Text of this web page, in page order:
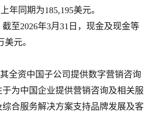
年同期为185,195美元。
2026年3月31日，现金及现金等
元。
资中国子公司提供数字营销咨询
为中国企业提供营销咨询及相关服
合服务解决方案支持品牌发展及客